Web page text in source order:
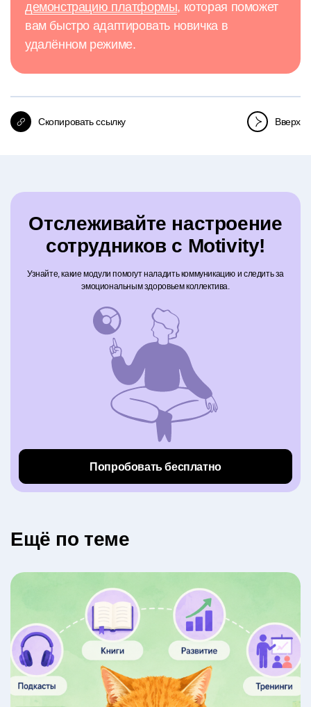
демонстрацию платформы, которая поможет
вам быстро адаптировать новичка в
удалённом режиме.
Скопировать ссылку Вверх
Отслеживайте настроение
сотрудников с Motivity!
Узнайте, какие модули помогут наладить коммуникацию и следить за
эмоциональным здоровьем коллектива.
Попробовать бесплатно
Eщё по теме